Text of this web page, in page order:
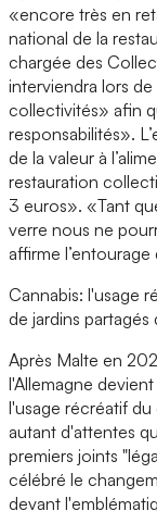
«encore très en
national de la
chargée des
interviendra lors
collectivités» afin
responsabilités».
de la valeur à
restauration
3 euros». «Tant
verre nous ne
affirme l’entourage
Cannabis: l'usage
de jardins
Après Malte en
l'Allemagne
l'usage récréatif
autant d'attentes
premiers joints
célébré le
devant